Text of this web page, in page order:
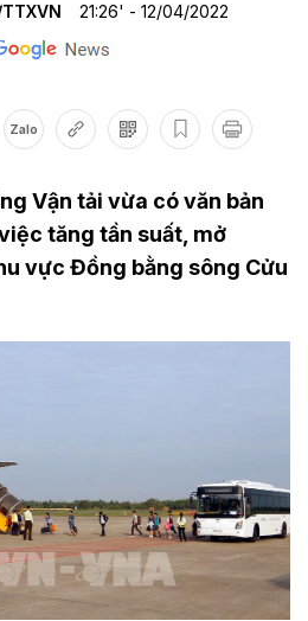
21:26' - 12/04/2022
Zalo
Vận tải vừa có văn bản
tăng tần suất, mở
vực Đồng bằng sông Cửu